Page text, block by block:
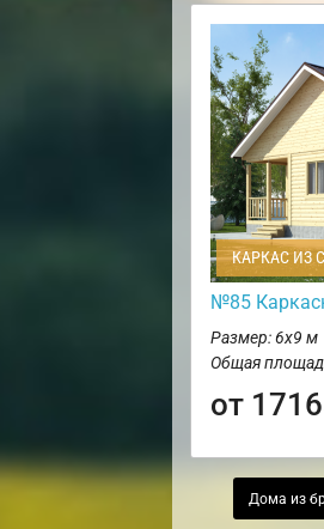
КАРКАС ИЗ
№85
Размер: 6х9 м
Общая
от
Дома из